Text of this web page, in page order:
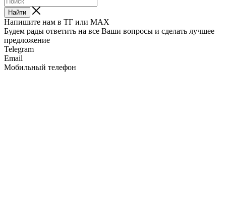
Найти
Напишите нам в ТГ или MAX
Будем рады ответить на все Ваши вопросы и сделать лучшее
предложение
Telegram
Email
Мобильный телефон